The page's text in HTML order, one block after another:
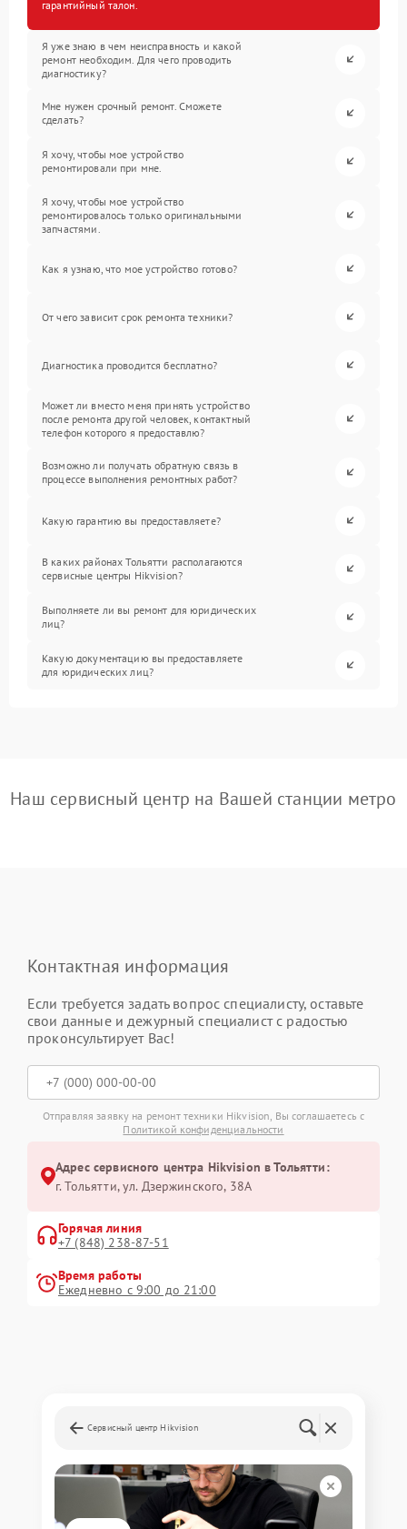
гарантийный талон.
Я уже знаю в чем неисправность и какой
ремонт необходим. Для чего проводить
диагностику?
Мне нужен срочный ремонт. Сможете
сделать?
Я хочу, чтобы мое устройство
ремонтировали при мне.
Я хочу, чтобы мое устройство
ремонтировалось только оригинальными
запчастями.
Как я узнаю, что мое устройство готово?
От чего зависит срок ремонта техники?
Диагностика проводится бесплатно?
Может ли вместо меня принять устройство
после ремонта другой человек, контактный
телефон которого я предоставлю?
Возможно ли получать обратную связь в
процессе выполнения ремонтных работ?
Какую гарантию вы предоставляете?
В каких районах Тольятти располагаются
сервисные центры Hikvision?
Выполняете ли вы ремонт для юридических
лиц?
Какую документацию вы предоставляете
для юридических лиц?
Наш сервисный центр на Вашей станции метро
Контактная информация
Если требуется задать вопрос специалисту, оставьте
свои данные и дежурный специалист с радостью
проконсультирует Вас!
Отправляя заявку на ремонт техники Hikvision, Вы соглашаетесь с
Политикой конфиденциальности
Адрес сервисного центра Hikvision в Тольятти:
г. Тольятти, ул. Дзержинского, 38А
Горячая линия
+7 (848) 238-87-51
Время работы
Ежедневно с 9:00 до 21:00
Сервисный центр Hikvision